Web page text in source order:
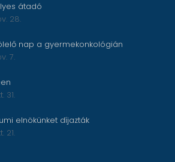
átadó
28.
nap a gyermekonkológián
7.
31.
elnökünket díjazták
21.